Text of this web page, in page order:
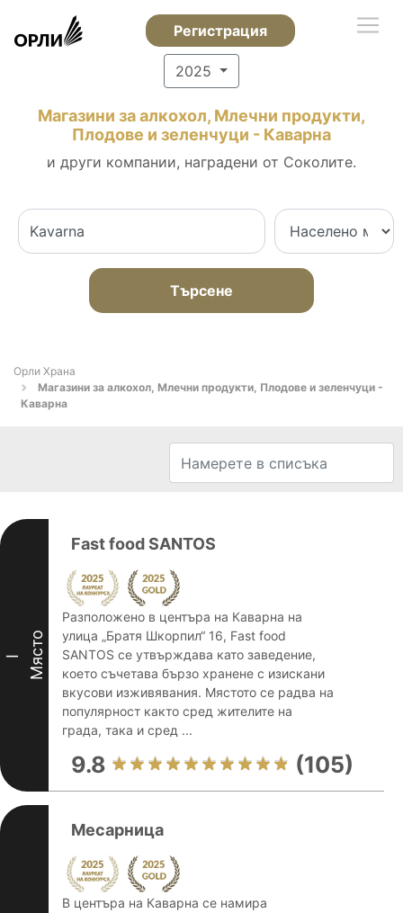
Регистрация
2025
Магазини за алкохол, Млечни продукти,
Плодове и зеленчуци - Каварна
и други компании, наградени от Соколите.
Търсене
Орли Храна
Магазини за алкохол, Млечни продукти, Плодове и зеленчуци -
Каварна
I Място
Fast food SANTOS
Разположено в центъра на Каварна на
улица „Братя Шкорпил“ 16, Fast food
SANTOS се утвърждава като заведение,
което съчетава бързо хранене с изискани
вкусови изживявания. Мястото се радва на
популярност както сред жителите на
града, така и сред ...
9.8 (105)
Месарница
В центъра на Каварна се намира